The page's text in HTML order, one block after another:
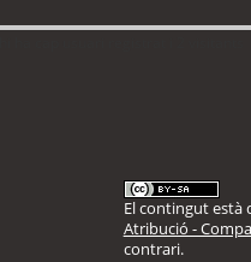
El contingut està
Atribució -
contrari.